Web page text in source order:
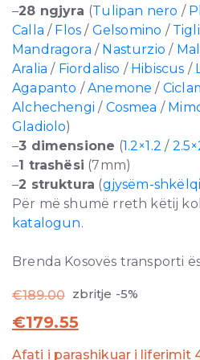
–28 ngjyra (Tulipan nero /
Calla / Flos / Gelsomino /
Mandragora / Nasturzio /
Aralia / Fiordaliso / Hibiscus /
Agapanto /Anemone /
Alchechengi / Cosmea /
Gladiolo)
–3 dimensione (1.2×1.2 /
–1 trashësi (7mm)
–2 struktura (gjysëm-
Për më shumë rreth këtij
katalogun.
Brenda Kosovës transporti
€189.00 zbritje -5%
€179.55
Afati i parashikuar i liferimit